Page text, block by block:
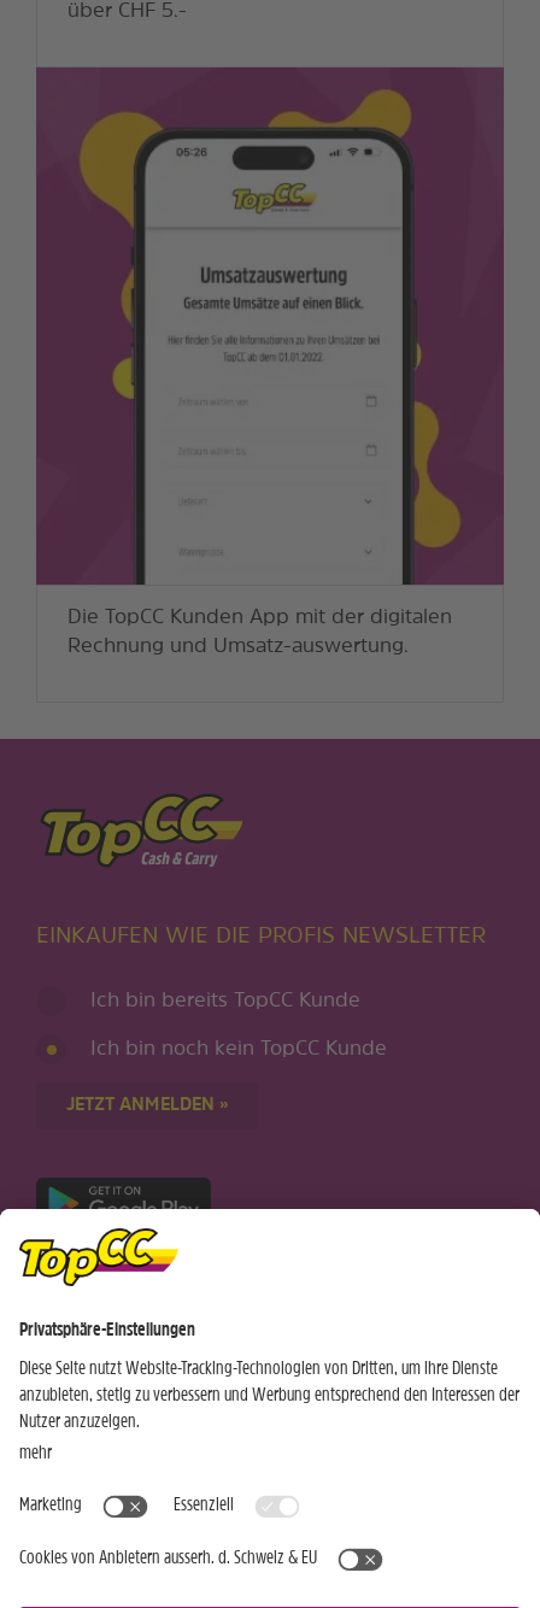
über CHF 5.-
Die TopCC Kunden App mit der digitalen
Rechnung und Umsatz-auswertung.
EINKAUFEN WIE DIE PROFIS NEWSLETTER
Ich bin bereits TopCC Kunde
Ich bin noch kein TopCC Kunde
JETZT ANMELDEN »
Nur für Android-Geräte
Wochen Hits
Standorte
Kundenbereich
Aktuelles
Rezeptwelt
Weinwelt